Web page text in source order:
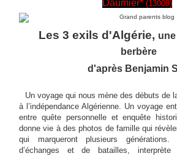
Daumier* (13008)
Les 3 exils d'Algérie,
berbère
d'après Benjamin
Un voyage qui nous mène des débuts de
à l’indépendance Algérienne. Un voyage
entre quête personnelle et enquête
donne vie à des photos de famille qui
qui marqueront plusieurs
d’échanges et de batailles,